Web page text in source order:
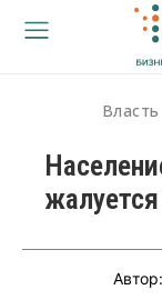
Власть
Автор: